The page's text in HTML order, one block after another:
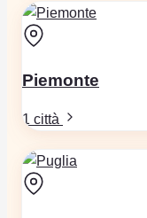
Piemonte
1 città